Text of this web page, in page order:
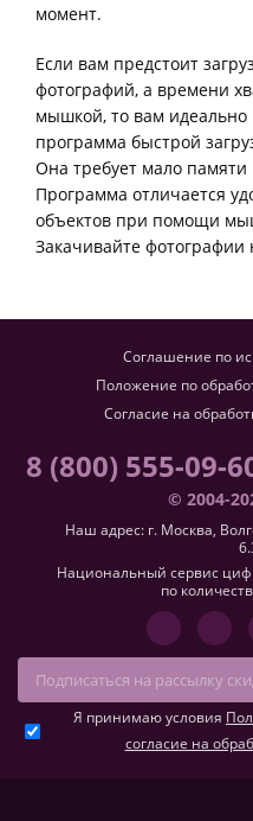
момент.
Если вам предстоит
фотографий, а времени
мышкой, то вам
программа быстрой
Она требует мало
Программа отличается
объектов при помощи
Закачивайте фотографии
Соглашение по
Положение по
Согласие на
8 (800) 555-09-
© 2004-
Наш адрес: г. Москва,
Национальный сервис
по
Я принимаю условия
согласие на